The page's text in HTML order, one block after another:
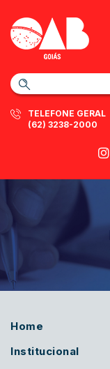
TELEFONE GERAL
(62) 3238-2000
Home
Institucional